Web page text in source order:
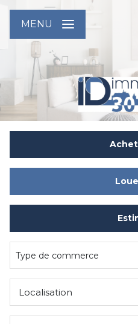
MENU
Du neuf
De l'immo pro
Type de commerce
Localisation